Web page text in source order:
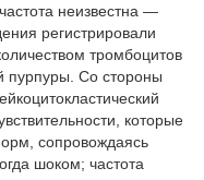
неизвестна —
регистрировали
тромбоцитов
пурпуры. Со стороны
которые
сопровождаясь
шоком; частота